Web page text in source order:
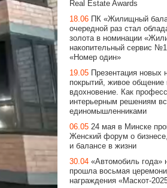
Real Estate Awards
18.06 ПК «Жилищный
очередной раз стал
золота в номинации
накопительный сервис
«Номер один»
19.05 Презентация новых
покрытий, живое общение
вдохновение. Как
интерьерным решениям
единомышленниками
06.05 24 мая в Минске
Женский форум о
и балансе в жизни
30.04 «Автомобиль года»
прошла восьмая
награждения «Маскот-